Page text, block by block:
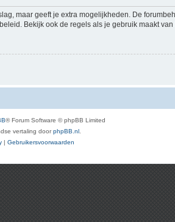
maar geeft je extra mogelijkheden. De
Bekijk ook de regels als je gebruik maakt van
® Forum Software © phpBB Limited
vertaling doorphpBB.nl.
| Gebruikersvoorwaarden